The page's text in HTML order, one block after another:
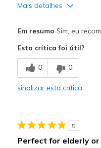
Mais detalhes
Stylish
Width
Sizing
Feels
Em resumo Sim, eu
Esta crítica foi útil?
0 0
sinalizar esta crítica
5
Perfect for elderly or